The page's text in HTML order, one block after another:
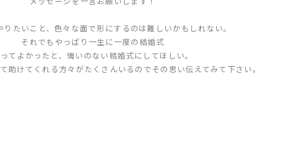
りたいこと、色々な面で形にするのは難しいかもしれない。
それでもやっぱり一生に一度の結婚式
てよかったと、悔いのない結婚式にしてほしい。
助けてくれる方々がたくさんいるのでその思い伝えてみて下さい。